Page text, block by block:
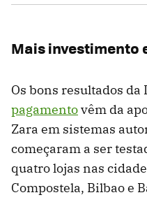
Mais investimento
Os bons resultados da
pagamentovêm da
Zara em sistemas
começaram a ser
quatro lojas nas
Compostela, Bilbao e